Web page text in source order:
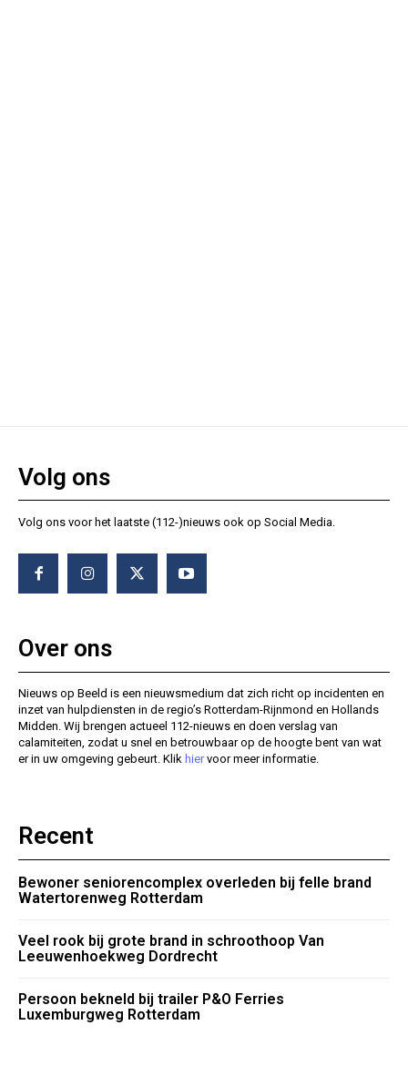
Volg ons
Volg ons voor het laatste (112-)nieuws ook op Social Media.
Over ons
Nieuws op Beeld is een nieuwsmedium dat zich richt op incidenten en
inzet van hulpdiensten in de regio’s Rotterdam-Rijnmond en Hollands
Midden. Wij brengen actueel 112-nieuws en doen verslag van
calamiteiten, zodat u snel en betrouwbaar op de hoogte bent van wat
er in uw omgeving gebeurt. Klik hiervoor meer informatie.
Recent
Bewoner seniorencomplex overleden bij felle brand
Watertorenweg Rotterdam
Veel rook bij grote brand in schroothoop Van
Leeuwenhoekweg Dordrecht
Persoon bekneld bij trailer P&O Ferries
Luxemburgweg Rotterdam